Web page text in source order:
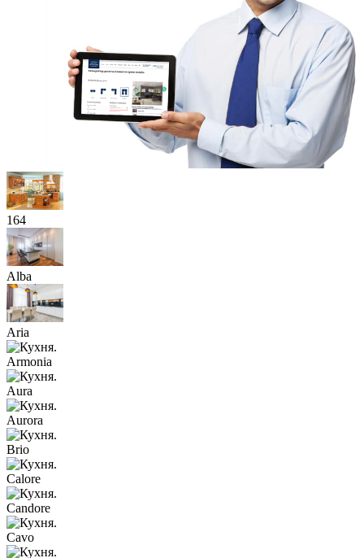
164
Alba
Aria
Armonia
Aura
Aurora
Brio
Calore
Candore
Cavo